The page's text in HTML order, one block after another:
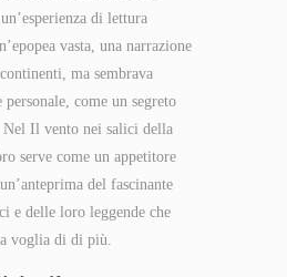
di lettura
vasta, una narrazione
ma sembrava
come un segreto
Nel Il vento nei salici della
serve come un appetitore
del fascinante
e delle loro leggende che
voglia di di più.